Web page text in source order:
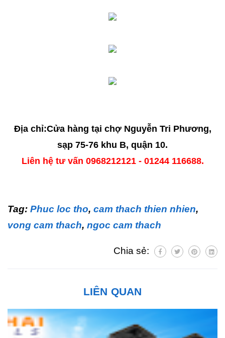
Địa chỉ:Cửa hàng tại chợ Nguyễn Tri Phương,
sạp 75-76 khu B, quận 10.
Liên hệ tư vấn 0968212121 - 01244 116688.
Tag: Phuc loc tho, cam thach thien nhien,
vong cam thach, ngoc cam thach
Chia sẻ:
LIÊN QUAN